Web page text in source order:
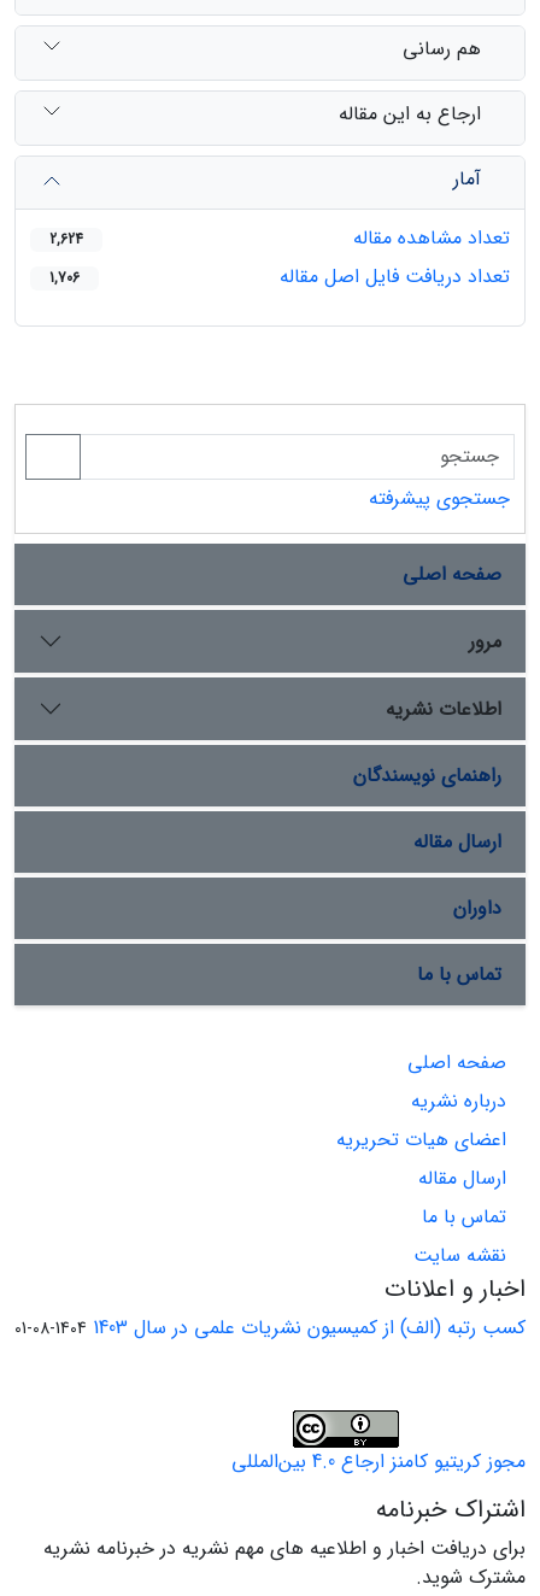
هم رسانی
ارجاع به این مقاله
آمار
تعداد مشاهده مقاله
2,624
تعداد دریافت فایل اصل مقاله 1,706
جستجوی پیشرفته
صفحه اصلی
مرور
اطلاعات نشریه
راهنمای نویسندگان
ارسال مقاله
داوران
تماس با ما
صفحه اصلی
درباره نشریه
اعضای هیات تحریریه
ارسال مقاله
تماس با ما
نقشه سایت
اخبار و اعلانات
کسب رتبه (الف) از کمیسیون نشریات علمی در سال 1403 1404-08-01
مجوز کریتیو کامنز ارجاع 4.0 بین‌المللی
اشتراک خبرنامه
برای دریافت اخبار و اطلاعیه های مهم نشریه در خبرنامه نشریه
مشترک شوید.